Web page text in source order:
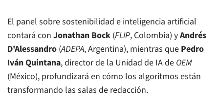
El panel sobre sostenibilidad e inteligencia artificial
contará con Jonathan Bock (FLIP, Colombia) yAndrés
D'Alessandro (ADEPA, Argentina), mientras que Pedro
Iván Quintana, director de la Unidad de IA de OEM
(México), profundizará en cómo los algoritmos están
transformando las salas de redacción.